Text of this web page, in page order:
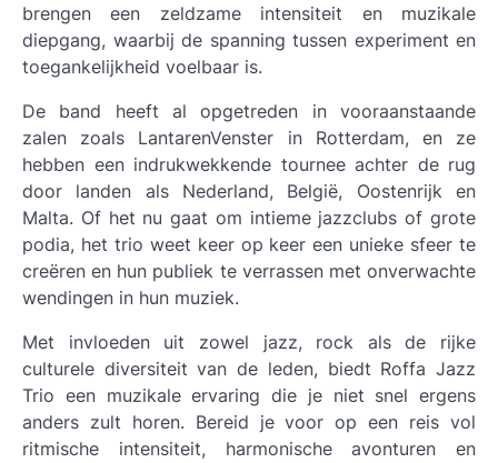
brengen een zeldzame intensiteit en muzikale
diepgang, waarbij de spanning tussen experiment en
toegankelijkheid voelbaar is.
De band heeft al opgetreden in vooraanstaande
zalen zoals LantarenVenster in Rotterdam, en ze
hebben een indrukwekkende tournee achter de rug
door landen als Nederland, België, Oostenrijk en
Malta. Of het nu gaat om intieme jazzclubs of grote
podia, het trio weet keer op keer een unieke sfeer te
creëren en hun publiek te verrassen met onverwachte
wendingen in hun muziek.
Met invloeden uit zowel jazz, rock als de rijke
culturele diversiteit van de leden, biedt Roffa Jazz
Trio een muzikale ervaring die je niet snel ergens
anders zult horen. Bereid je voor op een reis vol
ritmische intensiteit, harmonische avonturen en